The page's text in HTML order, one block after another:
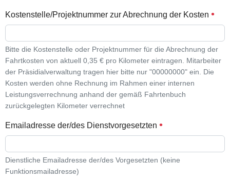
Kostenstelle/Projektnummer zur Abrechnung der Kosten
Bitte die Kostenstelle oder Projektnummer für die Abrechnung der
Fahrtkosten von aktuell 0,35 € pro Kilometer eintragen. Mitarbeiter
der Präsidialverwaltung tragen hier bitte nur "00000000" ein. Die
Kosten werden ohne Rechnung im Rahmen einer internen
Leistungsverrechnung anhand der gemäß Fahrtenbuch
zurückgelegten Kilometer verrechnet
Emailadresse der/des Dienstvorgesetzten
Dienstliche Emailadresse der/des Vorgesetzten (keine
Funktionsmailadresse)